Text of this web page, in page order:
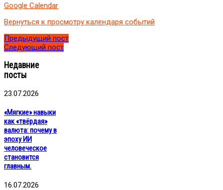
ICM
Фатькина
Марина
"
Какие
результаты
получает
клиент
по
итогам
кс:
вариантов
Google Calendar
Вернуться к просмотру календаря событий
Предыдущий пост
Следующий пост
Недавние
посты
23.07.2026
«Мягкие» навыки
как «твёрдая»
валюта: почему в
эпоху ИИ
человеческое
становится
главным.
16.07.2026